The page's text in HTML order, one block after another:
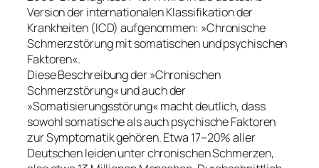
Version der internationalen Klassifikation der
Krankheiten (ICD) aufgenommen: »Chronische
Schmerzstörung mit somatischen und psychischen
Faktoren«.
Diese Beschreibung der»Chronischen
Schmerzstörung«und auch der
»Somatisierungsstörung«macht deutlich, dass
sowohl somatische als auch psychische Faktoren
zur Symptomatik gehören. Etwa 17–20% aller
Deutschen leiden unter chronischen Schmerzen,